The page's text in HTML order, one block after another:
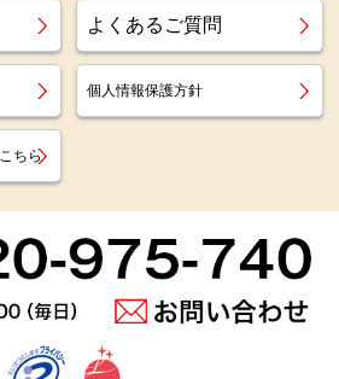
よくあるご質問
個人情報保護方針
ちら